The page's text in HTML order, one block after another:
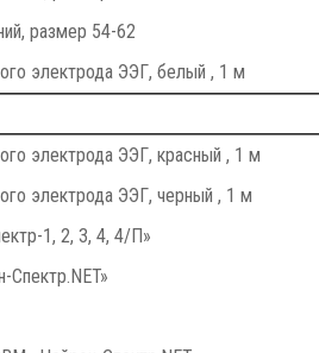
размер 54-62
электрода ЭЭГ, белый , 1 м
электрода ЭЭГ, красный , 1 м
электрода ЭЭГ, черный , 1 м
1, 2, 3, 4, 4/П»
Спектр.NET»